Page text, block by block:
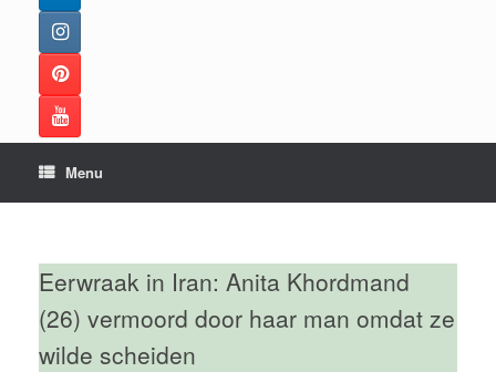
Menu
Eerwraak in Iran: Anita Khordmand
(26) vermoord door haar man omdat ze
wilde scheiden